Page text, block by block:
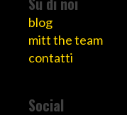
blog
mitt the team
contatti
Social